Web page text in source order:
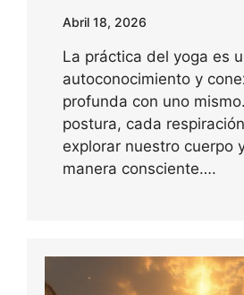
Abril 18, 2026
La práctica del yoga es
autoconocimiento y
profunda con uno
postura, cada
explorar nuestro cuerpo
manera consciente….